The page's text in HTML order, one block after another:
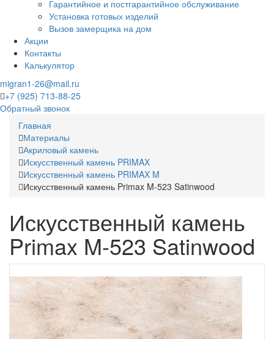
Гарантийное и постгарантийное обслуживание
Установка готовых изделий
Вызов замерщика на дом
Акции
Контакты
Калькулятор
migran1-26@mail.ru
+7 (925) 713-88-25
Обратный звонок
Главная
Материалы
Акриловый камень
Искусственный камень PRIMAX
Искусственный камень PRIMAX M
Искусственный камень Primax M-523 Satinwood
Искусственный камень
Primax M-523 Satinwood